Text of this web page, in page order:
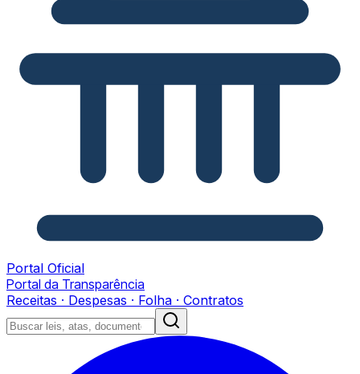
Portal Oficial
Portal da Transparência
Receitas · Despesas · Folha · Contratos